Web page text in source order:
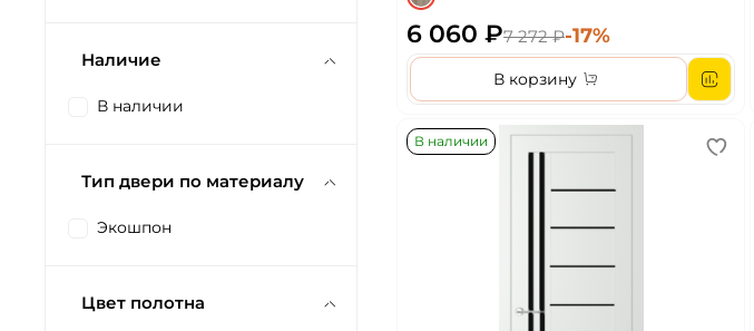
6 060 ₽7 272 ₽-17%
В корзину
В наличии
Наличие
В наличии
Тип двери по материалу
Экошпон
Цвет полотна